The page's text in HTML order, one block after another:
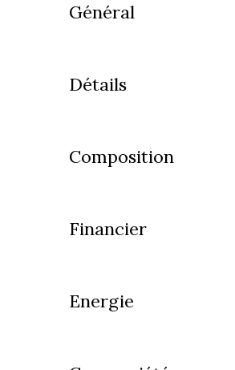
Général
Détails
Composition
Financier
Energie